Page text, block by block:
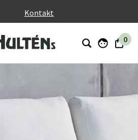
Kontakt
0